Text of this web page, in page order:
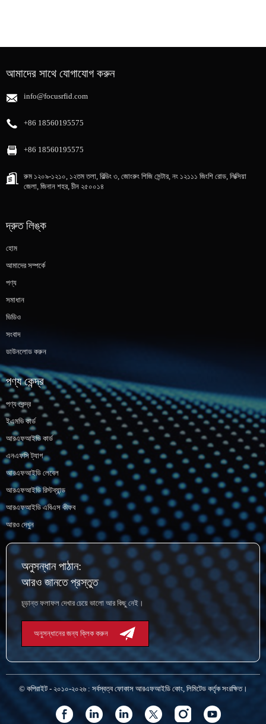
আমাদের সাথে যোগাযোগ করুন
info@focusrfid.com
+86 18560195575
+86 18560195575
রুম ১২০৯-১২১০, ১২তম তলা, বিল্ডিং ৩, জোংরুং শিজি সেন্টার, নং ১২১১১ জিংশি রোড, লিক্সিয়া
জেলা, জিনান শহর, চীন ২৫০০১৪
দ্রুত লিঙ্ক
হোম
আমাদের সম্পর্কে
পণ্য
সমাধান
ভিডিও
সংবাদ
ডাউনলোড করুন
পণ্য কেন্দ্র
পণ্য কেন্দ্র
ইএমভি কার্ড
আরএফআইডি কার্ড
এনএফসি ট্যাগ
আরএফআইডি লেবেল
আরএফআইডি রিস্টব্যান্ড
আরএফআইডি এবিএস কীফব
আরও দেখুন
অনুসন্ধান পাঠান:
আরও জানতে প্রস্তুত
চূড়ান্ত ফলাফল দেখার চেয়ে ভালো আর কিছু নেই।
অনুসন্ধানের জন্য ক্লিক করুন
© কপিরাইট - ২০১০-২০২৬ : সর্বস্বত্ব ফোকাস আরএফআইডি কোং, লিমিটেড কর্তৃক সংরক্ষিত।